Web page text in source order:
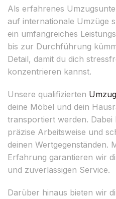
Als erfahrenes
auf internationale Umzüge
ein umfangreiches
bis zur Durchführung
Detail, damit du dich
konzentrieren kannst.
Unsere qualifizierten
deine Möbel und dein
transportiert werden.
präzise Arbeitsweise und
deinen Wertgegenständen.
Erfahrung garantieren wir
und zuverlässigen Service.
Darüber hinaus bieten wir